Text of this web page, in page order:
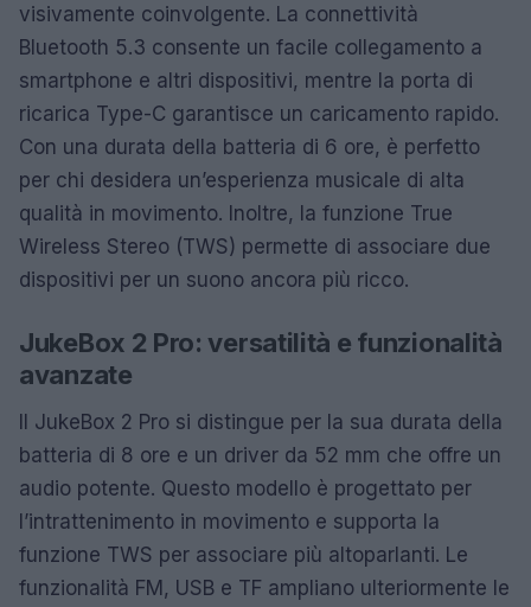
visivamente coinvolgente. La connettività
Bluetooth 5.3 consente un facile collegamento a
smartphone e altri dispositivi, mentre la porta di
ricarica Type-C garantisce un caricamento rapido.
Con una durata della batteria di 6 ore, è perfetto
per chi desidera un’esperienza musicale di alta
qualità in movimento. Inoltre, la funzione True
Wireless Stereo (TWS) permette di associare due
dispositivi per un suono ancora più ricco.
JukeBox 2 Pro: versatilità e funzionalità
avanzate
Il JukeBox 2 Pro si distingue per la sua durata della
batteria di 8 ore e un driver da 52 mm che offre un
audio potente. Questo modello è progettato per
l’intrattenimento in movimento e supporta la
funzione TWS per associare più altoparlanti. Le
funzionalità FM, USB e TF ampliano ulteriormente le